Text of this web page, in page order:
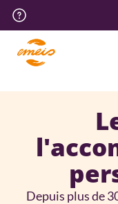
Aller
contenu
principal
Menu
haut
page
Depuis plus de